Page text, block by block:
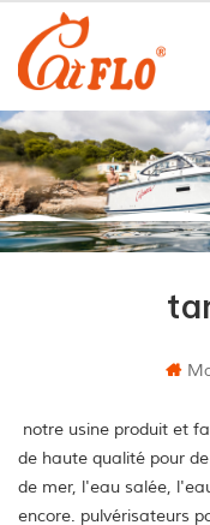
notre usine produit et
de haute qualité pour
de mer, l'eau salée,
encore. pulvérisateurs